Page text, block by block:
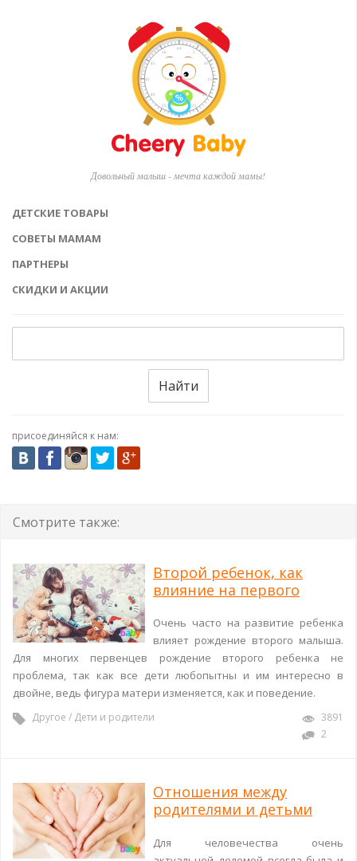
Довольный малыш - мечта каждой мамы!
ДЕТСКИЕ ТОВАРЫ
СОВЕТЫ МАМАМ
ПАРТНЕРЫ
СКИДКИ И АКЦИИ
Найти
присоединяйся к нам:
Смотрите также:
Второй ребенок, как
влияние на первого
Очень часто на развитие ребенка
влияет рождение второго малыша.
Для многих первенцев рождение второго ребенка не
проблема, так как все дети любопытны и им интересно в
двойне, ведь фигура матери изменяется, как и поведение.
Другое / Дети и родители
3891
2
Отношения между
родителями и детьми
Для человечества очень